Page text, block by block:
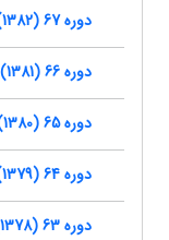
دوره 67 (1382)
دوره 66 (1381)
دوره 65 (1380)
دوره 64 (1379)
دوره 63 (1378)